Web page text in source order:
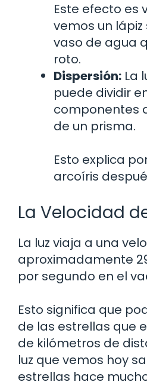
Este efecto es
vemos un
vaso de agua
roto.
Dispersión: La
puede dividir
componentes
de un prisma.
Esto explica
arcoíris
La Velocidad
La luz viaja a una
aproximadamente
por segundo en el
Esto significa que
de las estrellas que
de kilómetros de
luz que vemos hoy
estrellas hace